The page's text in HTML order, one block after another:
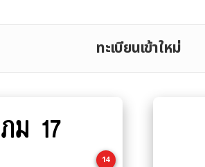
ทะเบียนเข้าใหม่
ภม 17
14